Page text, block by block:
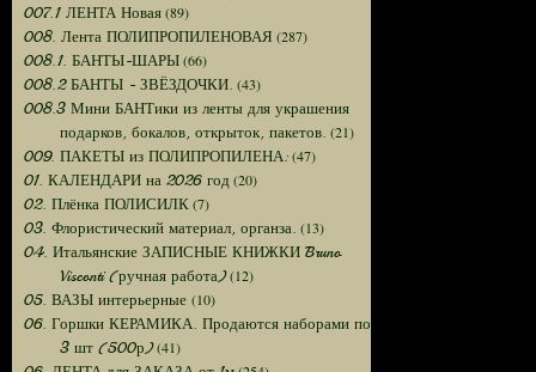
007.1 ЛЕНТА Новая(89)
008. Лента ПОЛИПРОПИЛЕНОВАЯ (287)
008.1. БАНТЫ-ШАРЫ(66)
008.2 БАНТЫ - ЗВЁЗДОЧКИ. (43)
008.3 Мини БАНТики из ленты для украшения
подарков, бокалов, открыток, пакетов. (21)
009. ПАКЕТЫ из ПОЛИПРОПИЛЕНА:(47)
01. КАЛЕНДАРИ на 2026 год (20)
02. Плёнка ПОЛИСИЛК(7)
03. Флористический материал, органза. (13)
04. Итальянские ЗАПИСНЫЕ КНИЖКИ Bruno
Visconti (ручная работа)(12)
05. ВАЗЫ интерьерные (10)
06. Горшки КЕРАМИКА. Продаются наборами по
3 шт (500р)(41)